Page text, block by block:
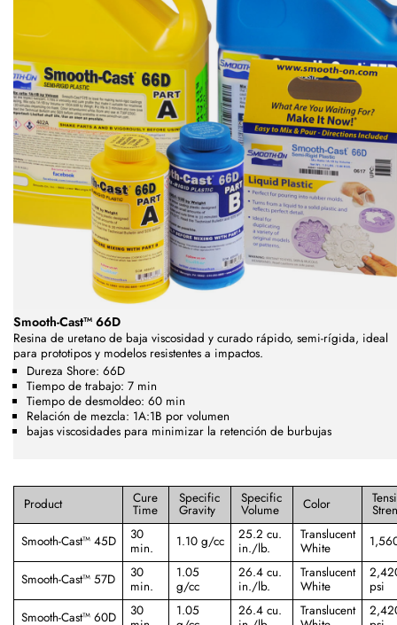
Smooth-Cast™ 66D
Resina de uretano de baja viscosidad y curado rápido, semi-rígida, ideal
para prototipos y modelos resistentes a impactos.
Dureza Shore: 66D
Tiempo de trabajo: 7 min
Tiempo de desmoldeo: 60 min
Relación de mezcla: 1A:1B por volumen
bajas viscosidades para minimizar la retención de burbujas
Product Cure
Time
Specific
Gravity
Specific
Volume Color
Smooth-Cast™ 45D
30
min.
1.10 g/cc
25.2 cu.
in./lb.
Translucent
White
Smooth-Cast™ 57D
30
min.
1.05
g/cc
26.4 cu.
in./lb.
Translucent
White
psi
Smooth-Cast™ 60D
30
1.05
26.4 cu.
Translucent